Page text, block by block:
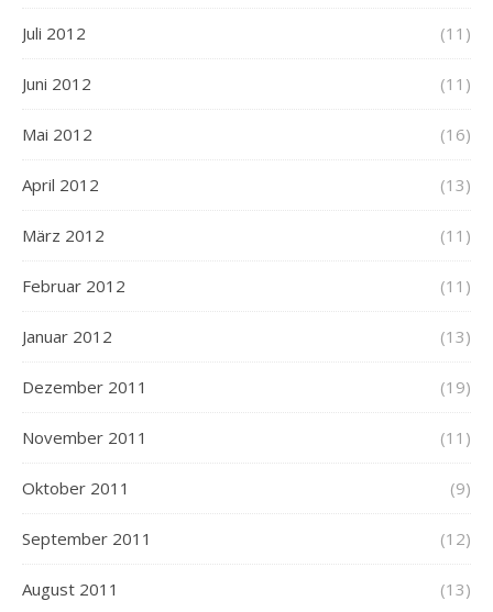
Juli 2012 (11)
Juni 2012 (11)
Mai 2012 (16)
April 2012 (13)
März 2012 (11)
Februar 2012 (11)
Januar 2012 (13)
Dezember 2011 (19)
November 2011 (11)
Oktober 2011 (9)
September 2011 (12)
August 2011 (13)